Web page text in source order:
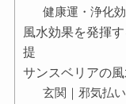
健康運・浄化
風水効果を発揮
提
サンスベリアの
玄関｜邪気払